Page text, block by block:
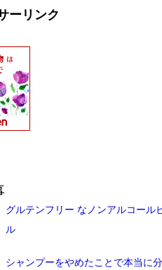
ーリンク
グルテンフリー なノンアルコール
ル
シャンプーをやめたことで本当に